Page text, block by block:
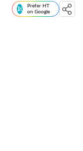
Prefer HT
on Google